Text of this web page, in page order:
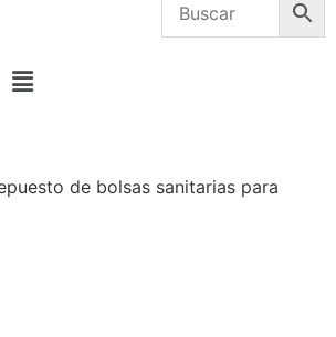
de bolsas sanitarias para